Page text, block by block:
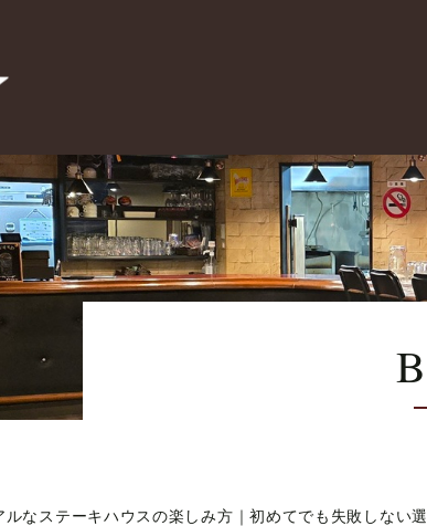
ルなステーキハウスの楽しみ方｜初めてでも失敗しない